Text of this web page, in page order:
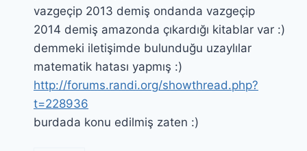
vazgeçip 2013 demiş ondanda vazgeçip
2014 demiş amazonda çıkardığı kitablar var :)
demmeki iletişimde bulunduğu uzaylılar
matematik hatası yapmış :)
http://forums.randi.org/showthread.php?
t=228936
burdada konu edilmiş zaten :)